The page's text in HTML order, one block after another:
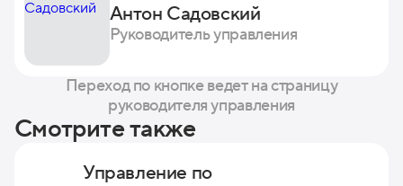
Антон Садовский
Руководитель управления
Переход по кнопке ведет на страницу
руководителя управления
Смотрите также
Управление по